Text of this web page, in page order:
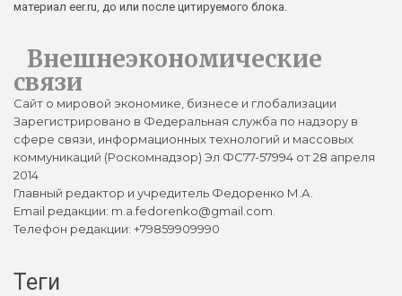
материал eer.ru, до или после цитируемого блока.
Внешнеэкономические
связи
Сайт о мировой экономике, бизнесе и глобализации
Зарегистрировано в Федеральная служба по надзору в
сфере связи, информационных технологий и массовых
коммуникаций (Роскомнадзор) Эл ФС77-57994 от 28 апреля
2014
Главный редактор и учредитель Федоренко М.А.
Email редакции: m.a.fedorenko@gmail.com.
Телефон редакции: +79859909990
Теги